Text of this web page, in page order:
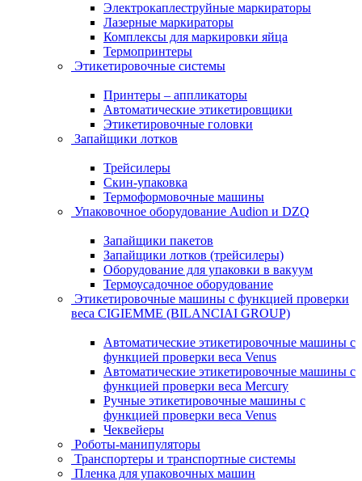
Электрокаплеструйные маркираторы
Лазерные маркираторы
Комплексы для маркировки яйца
Термопринтеры
Этикетировочные системы
Принтеры – аппликаторы
Автоматические этикетировщики
Этикетировочные головки
Запайщики лотков
Трейсилеры
Скин-упаковка
Термоформовочные машины
Упаковочное оборудование Audion и DZQ
Запайщики пакетов
Запайщики лотков (трейсилеры)
Оборудование для упаковки в вакуум
Термоусадочное оборудование
Этикетировочные машины с функцией проверки
веса CIGIEMME (BILANCIAI GROUP)
Автоматические этикетировочные машины с
функцией проверки веса Venus
Автоматические этикетировочные машины с
функцией проверки веса Mercury
Ручные этикетировочные машины с
функцией проверки веса Venus
Чеквейеры
Роботы-манипуляторы
Транспортеры и транспортные системы
Пленка для упаковочных машин